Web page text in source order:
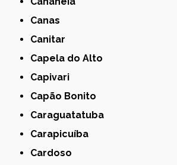
Canas
Canitar
Capela do Alto
Capivari
Capão Bonito
Caraguatatuba
Carapicuíba
Cardoso